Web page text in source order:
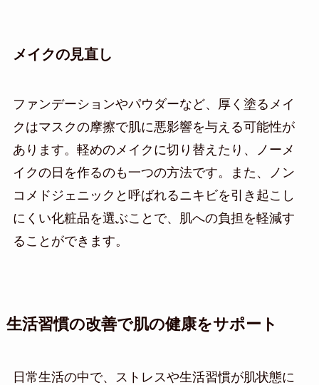
メイクの見直し
ファンデーションやパウダーなど、厚く塗るメイ
クはマスクの摩擦で肌に悪影響を与える可能性が
あります。軽めのメイクに切り替えたり、ノーメ
イクの日を作るのも一つの方法です。また、ノン
コメドジェニックと呼ばれるニキビを引き起こし
にくい化粧品を選ぶことで、肌への負担を軽減す
ることができます。
生活習慣の改善で肌の健康をサポート
日常生活の中で、ストレスや生活習慣が肌状態に